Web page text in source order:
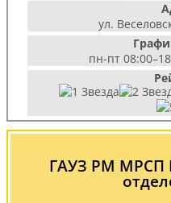
ул.
пн-пт
ГАУЗ РМ МРСП